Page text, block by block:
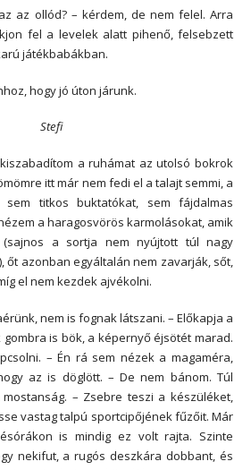
az ollód? – kérdem, de nem felel. Arra
fel a levelek alatt pihenő, felsebzett
játékbabákban.
hogy jó úton járunk.
Stefi
a ruhámat az utolsó bokrok
itt már nem fedi el a talajt semmi, a
titkos buktatókat, sem fájdalmas
a haragosvörös karmolásokat, amik
(sajnos a sortja nem nyújtott túl nagy
őt azonban egyáltalán nem zavarják, sőt,
el nem kezdek ajvékolni.
nem is fognak látszani. – Előkapja a
is bök, a képernyő éjsötét marad.
– Én rá sem nézek a magaméra,
az is döglött. – De nem bánom. Túl
– Zsebre teszi a készüléket,
vastag talpú sportcipőjének fűzőit. Már
is mindig ez volt rajta. Szinte
nekifut, a rugós deszkára dobbant, és